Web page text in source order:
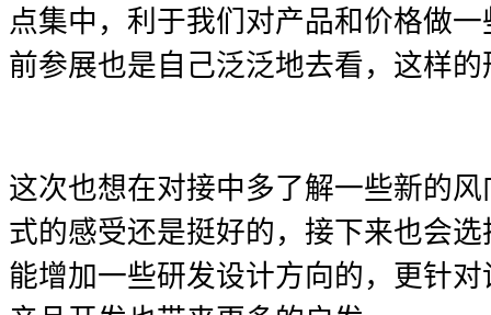
点集中，利于我们对产品和价格做
前参展也是自己泛泛地去看，这样
这次也想在对接中多了解一些新的
式的感受还是挺好的，接下来也会
能增加一些研发设计方向的，更针